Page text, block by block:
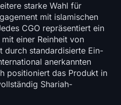
starke Wahl für
mit islamischen
CGO repräsentiert ein
einer Reinheit von
durch standardisierte Ein-
anerkannten
positioniert das Produkt in
Shariah-